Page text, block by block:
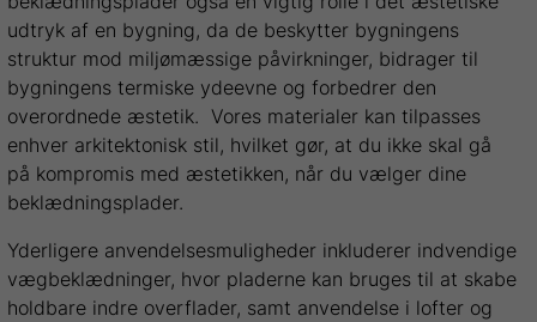
udtryk af en bygning, da de beskytter bygningens
struktur mod miljømæssige påvirkninger, bidrager til
bygningens termiske ydeevne og forbedrer den
overordnede æstetik. Vores materialer kan tilpasses
enhver arkitektonisk stil, hvilket gør, at du ikke skal gå
på kompromis med æstetikken, når du vælger dine
beklædningsplader.
Yderligere anvendelsesmuligheder inkluderer indvendige
vægbeklædninger, hvor pladerne kan bruges til at skabe
holdbare indre overflader, samt anvendelse i lofter og